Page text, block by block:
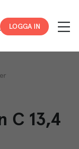
LOGGA IN
C 13,4